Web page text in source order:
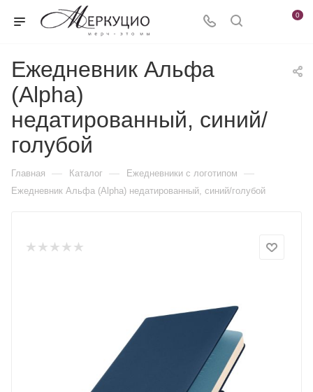
0
Ежедневник Альфа
(Alpha)
недатированный, синий/
голубой
Главная — Каталог — Ежедневники c логотипом —
Ежедневник Альфа (Alpha) недатированный, синий/голубой